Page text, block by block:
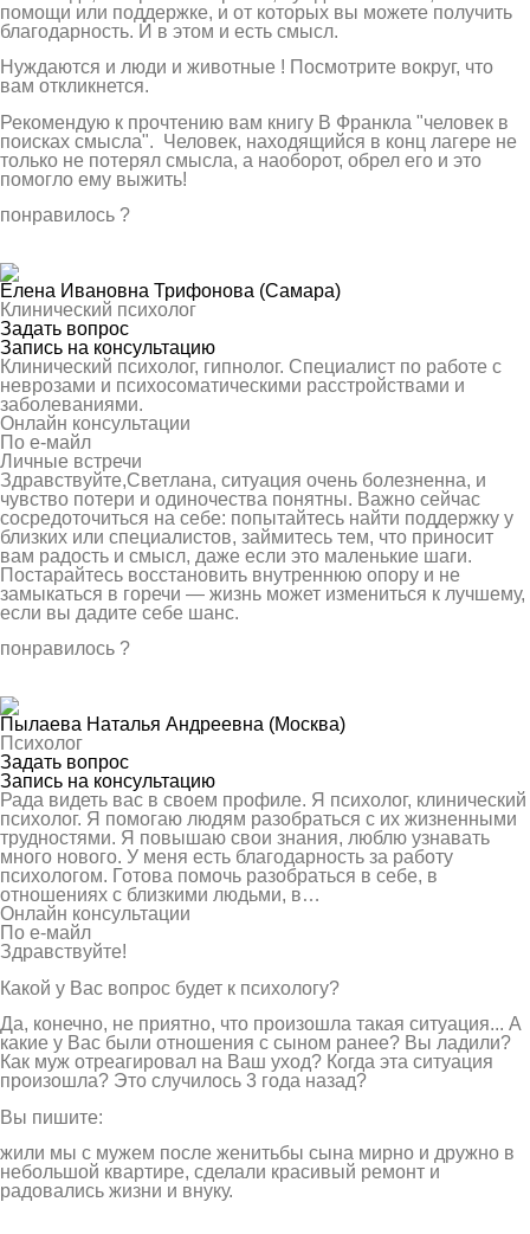
помощи или поддержке, и от которых вы можете получить
благодарность. И в этом и есть смысл.
Нуждаются и люди и животные ! Посмотрите вокруг, что
вам откликнется.
Рекомендую к прочтению вам книгу В Франкла "человек в
поисках смысла". Человек, находящийся в конц лагере не
только не потерял смысла, а наоборот, обрел его и это
помогло ему выжить!
понравилось ?
Елена Ивановна Трифонова (Самара)
Клинический психолог
Задать вопрос
Запись на консультацию
Клинический психолог, гипнолог. Специалист по работе с
неврозами и психосоматическими расстройствами и
заболеваниями.
Онлайн консультации
По е-майл
Личные встречи
Здравствуйте,Светлана, ситуация очень болезненна, и
чувство потери и одиночества понятны. Важно сейчас
сосредоточиться на себе: попытайтесь найти поддержку у
близких или специалистов, займитесь тем, что приносит
вам радость и смысл, даже если это маленькие шаги.
Постарайтесь восстановить внутреннюю опору и не
замыкаться в горечи — жизнь может измениться к лучшему,
если вы дадите себе шанс.
понравилось ?
Пылаева Наталья Андреевна (Москва)
Психолог
Задать вопрос
Запись на консультацию
Рада видеть вас в своем профиле. Я психолог, клинический
психолог. Я помогаю людям разобраться с их жизненными
трудностями. Я повышаю свои знания, люблю узнавать
много нового. У меня есть благодарность за работу
психологом. Готова помочь разобраться в себе, в
отношениях с близкими людьми, в…
Онлайн консультации
По е-майл
Здравствуйте!
Какой у Вас вопрос будет к психологу?
Да, конечно, не приятно, что произошла такая ситуация... А
какие у Вас были отношения с сыном ранее? Вы ладили?
Как муж отреагировал на Ваш уход? Когда эта ситуация
произошла? Это случилось 3 года назад?
Вы пишите:
жили мы с мужем после женитьбы сына мирно и дружно в
небольшой квартире, сделали красивый ремонт и
радовались жизни и внуку.